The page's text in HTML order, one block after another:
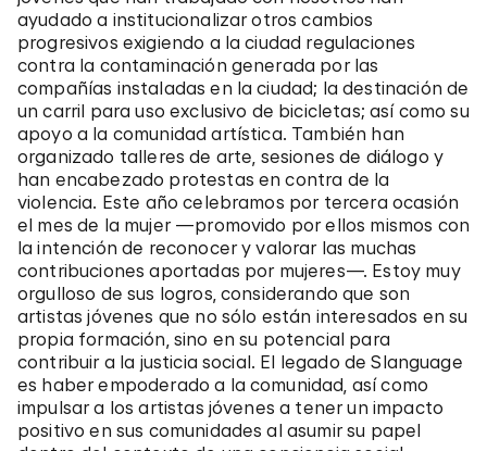
ayudado a institucionalizar otros cambios
progresivos exigiendo a la ciudad regulaciones
contra la contaminación generada por las
compañías instaladas en la ciudad; la destinación de
un carril para uso exclusivo de bicicletas; así como su
apoyo a la comunidad artística. También han
organizado talleres de arte, sesiones de diálogo y
han encabezado protestas en contra de la
violencia. Este año celebramos por tercera ocasión
el mes de la mujer —promovido por ellos mismos con
la intención de reconocer y valorar las muchas
contribuciones aportadas por mujeres—. Estoy muy
orgulloso de sus logros, considerando que son
artistas jóvenes que no sólo están interesados en su
propia formación, sino en su potencial para
contribuir a la justicia social. El legado de Slanguage
es haber empoderado a la comunidad, así como
impulsar a los artistas jóvenes a tener un impacto
positivo en sus comunidades al asumir su papel